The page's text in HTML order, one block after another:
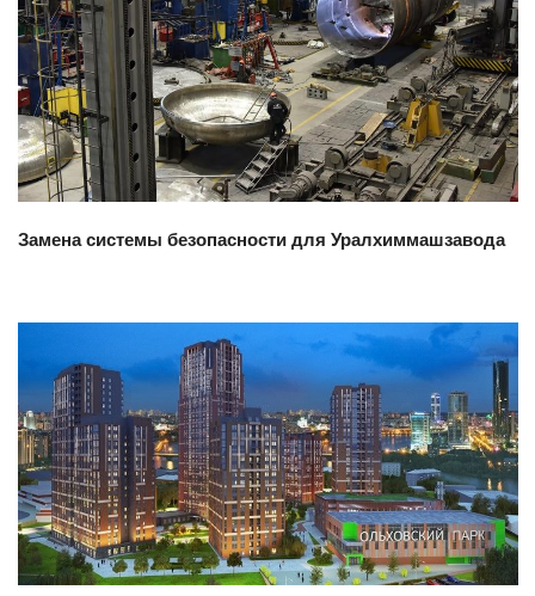
Смотреть проект
Замена системы безопасности для Уралхиммашзавода
Смотреть проект